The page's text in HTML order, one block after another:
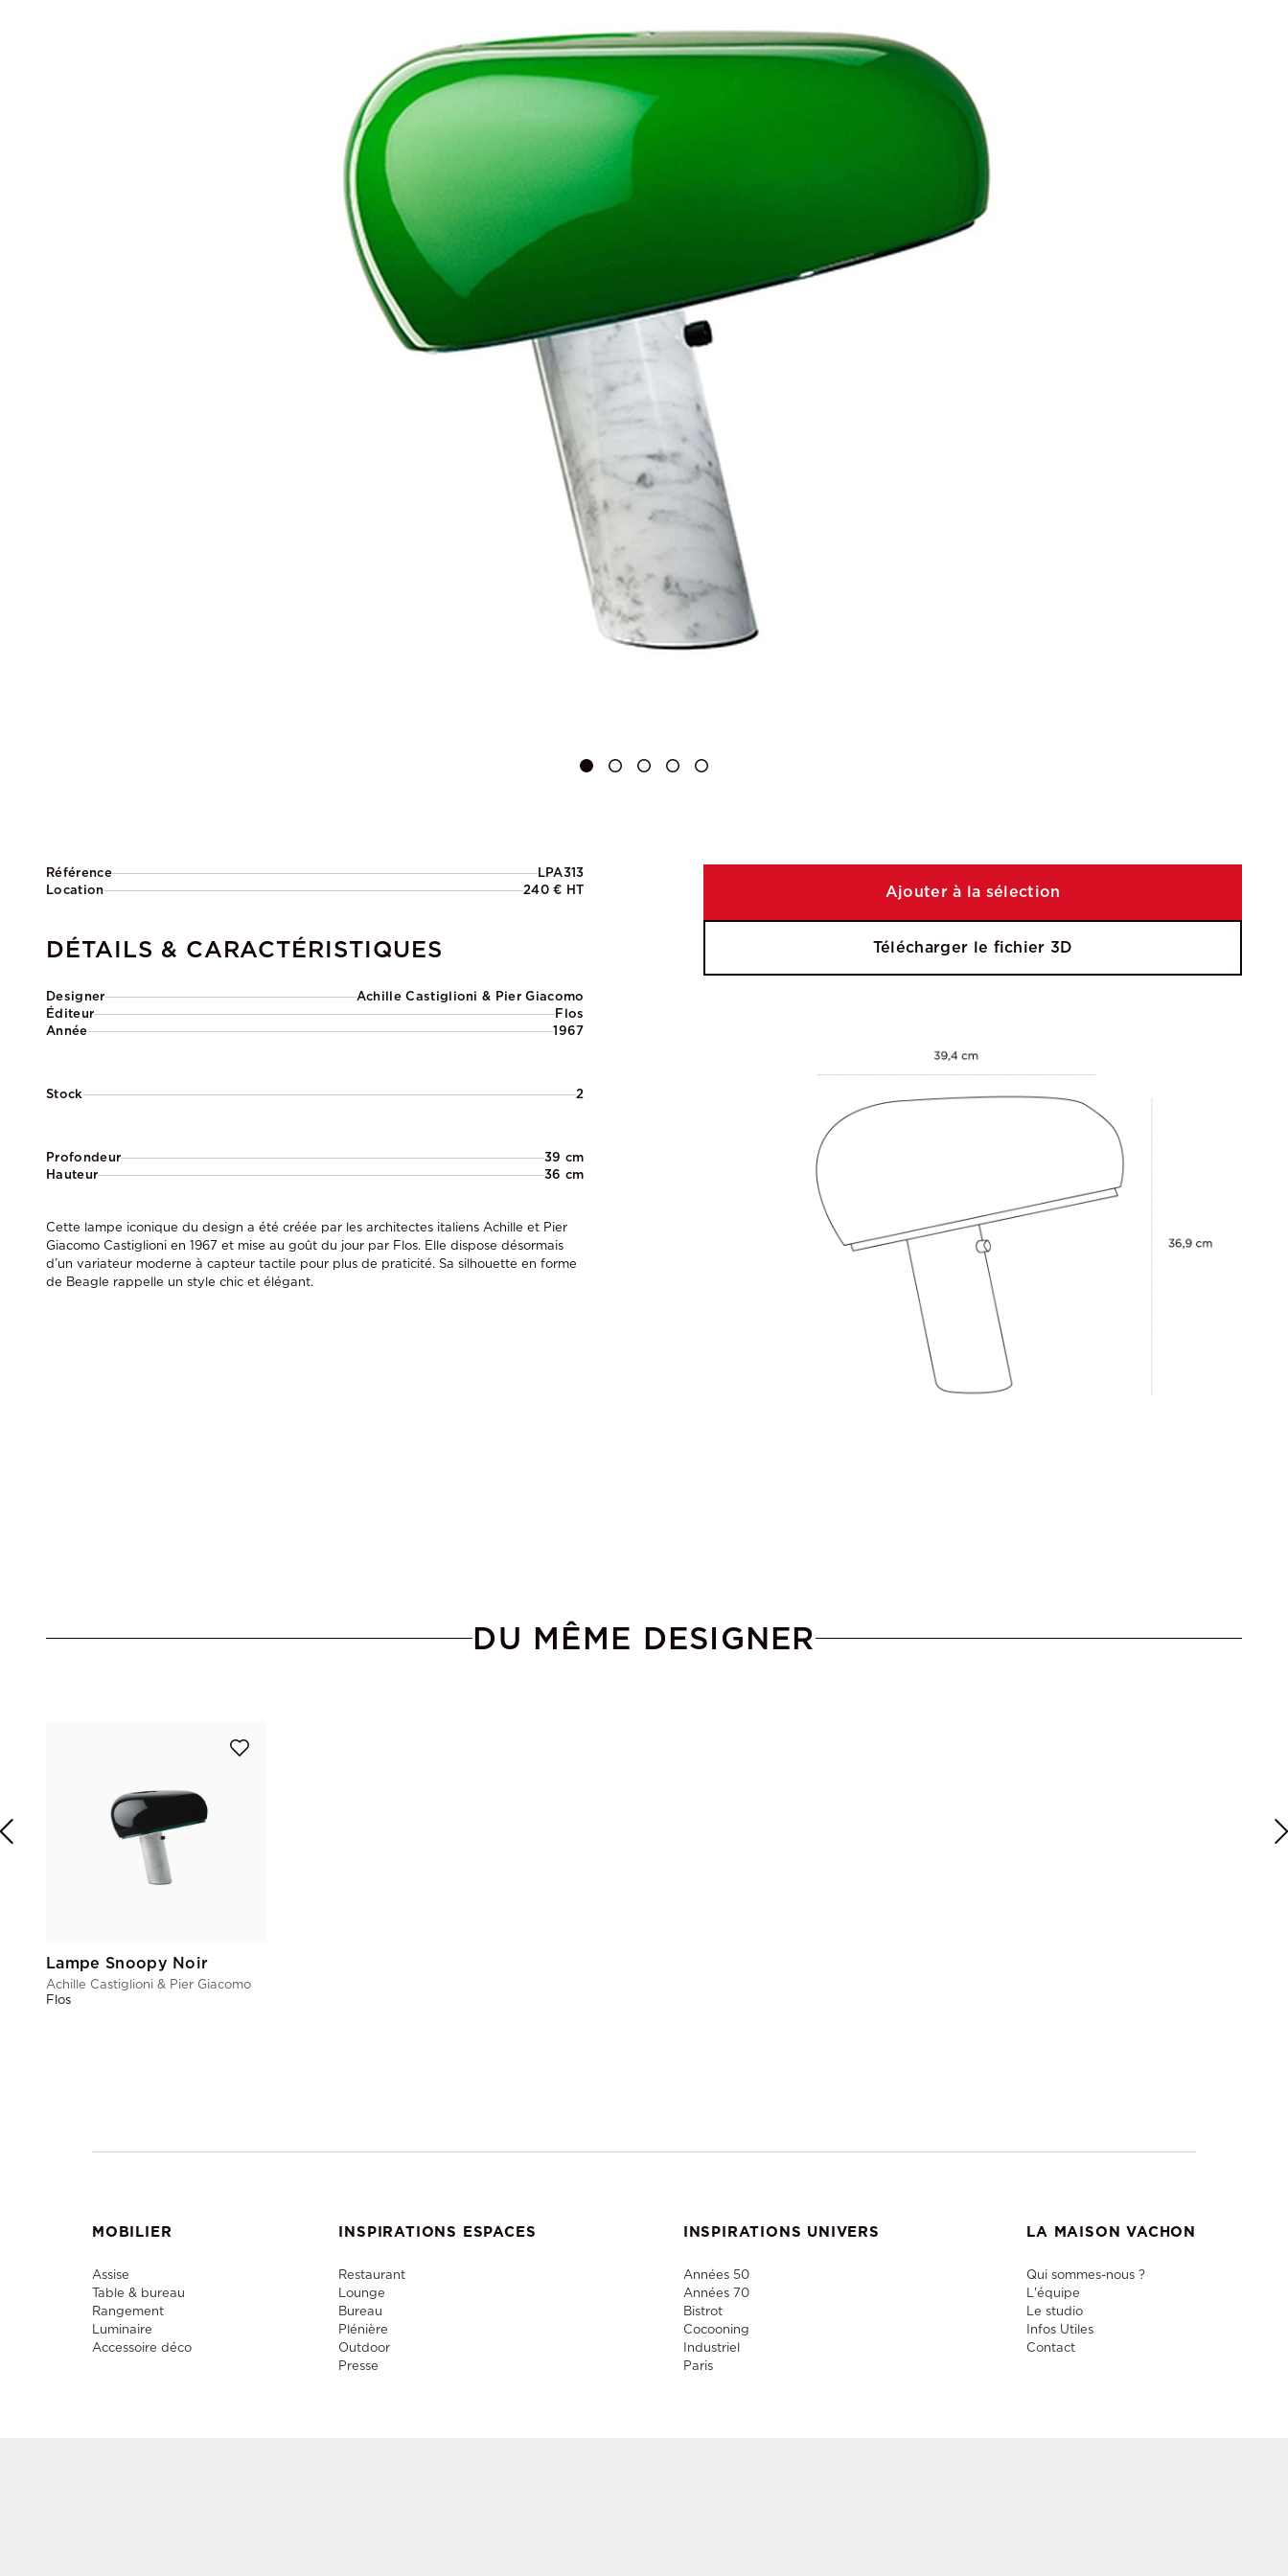
Référence
LPA313
Location
240 € HT
DÉTAILS & CARACTÉRISTIQUES
Designer
Achille Castiglioni & Pier Giacomo
Éditeur
Flos
Année
1967
Stock 2
Profondeur
39 cm
Hauteur
36 cm
Cette lampe iconique du design a été créée par les architectes italiens Achille et Pier
Giacomo Castiglioni en 1967 et mise au goût du jour par Flos. Elle dispose désormais
d’un variateur moderne à capteur tactile pour plus de praticité. Sa silhouette en forme
de Beagle rappelle un style chic et élégant.
Ajouter à la sélection
Télécharger le fichier 3D
DU MÊME DESIGNER
Lampe Snoopy Noir
Achille Castiglioni & Pier Giacomo
Flos
MOBILIER
Assise
Table & bureau
Rangement
Luminaire
Accessoire déco
INSPIRATIONS ESPACES
Restaurant
Lounge
Bureau
Plénière
Outdoor
Presse
INSPIRATIONS UNIVERS
Années 50
Années 70
Bistrot
Cocooning
Industriel
Paris
LA MAISON VACHON
Qui sommes-nous ?
L'équipe
Le studio
Infos Utiles
Contact